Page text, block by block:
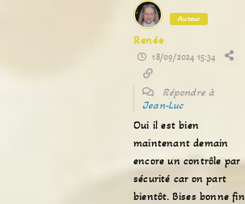
Auteur
Renée
18/09/2024 15:34
Répondre à
Jean-Luc
Oui il est bien
maintenant demain
encore un contrôle par
sécurité car on part
bientôt. Bises bonne fin